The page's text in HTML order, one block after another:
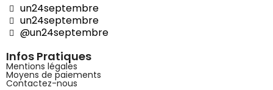
un24septembre
un24septembre
@un24septembre
Infos Pratiques
Mentions légales
Moyens de paiements
Contactez-nous